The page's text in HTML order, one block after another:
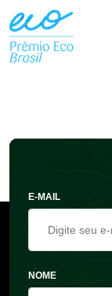
E-MAIL
NOME